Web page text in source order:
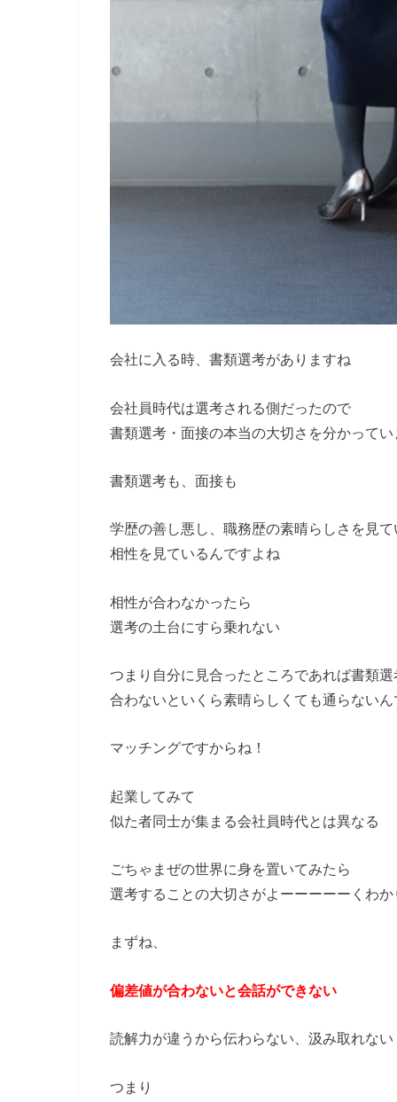
会社に入る時、書類選考がありますね
会社員時代は選考される側だったので
書類選考・面接の本当の大切さを分かって
書類選考も、面接も
学歴の善し悪し、職務歴の素晴らしさを見
相性を見ているんですよね
相性が合わなかったら
選考の土台にすら乗れない
つまり自分に見合ったところであれば書類
合わないといくら素晴らしくても通らないん
マッチングですからね！
起業してみて
似た者同士が集まる会社員時代とは異なる
ごちゃまぜの世界に身を置いてみたら
選考することの大切さがよーーーーーくわ
まずね、
偏差値が合わないと会話ができない
読解力が違うから伝わらない、汲み取れない
つまり